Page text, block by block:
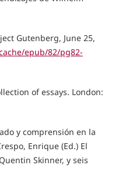
Gutenberg, June 25,
epub/82/pg82-
of essays. London:
y comprensión en la
Enrique (Ed.) El
Skinner, y seis